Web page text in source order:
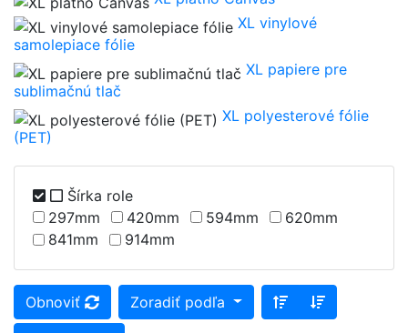
XL vinylové
samolepiace fólie
XL papiere pre
sublimačnú tlač
XL polyesterové fólie
(PET)
Šírka role
297mm
420mm 594mm
620mm
841mm
914mm
Obnoviť Zoradiť podľa